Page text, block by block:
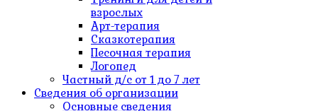
взрослых
Арт-терапия
Сказкотерапия
Песочная терапия
Логопед
Частный д/c от 1 до 7 лет
Сведения об организации
Основные сведения